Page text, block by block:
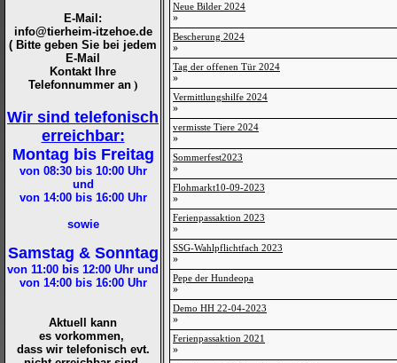
E-Mail:
info@tierheim-itzehoe.de
( Bitte geben Sie bei jedem
E-Mail
Kontakt Ihre
Telefonnummer an )
Wir sind telefonisch
erreichbar:
Montag bis Freitag
von 08:30 bis 10:00Uhr
und
von 14:00 bis 16:00Uhr
sowie
Samstag & Sonntag
von 11:00 bis 12:00 Uhr und
von 14:00 bis 16:00Uhr
Aktuell kann
es vorkommen,
dass wir telefonisch evt.
Neue Bilder 2024
»
Bescherung 2024
»
Tag der offenen Tür 2024
»
Vermittlungshilfe 2024
»
vermisste Tiere 2024
»
Sommerfest2023
»
Flohmarkt10-09-2023
»
Ferienpassaktion 2023
»
SSG-Wahlpflichtfach 2023
»
Pepe der Hundeopa
»
Demo HH 22-04-2023
»
Ferienpassaktion 2021
»